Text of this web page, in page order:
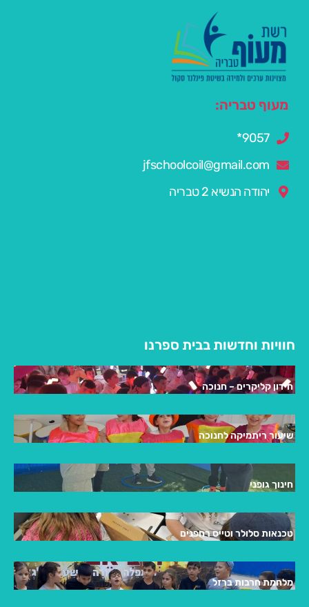
מעוף טבריה:
9057*
jfschoolcoil@gmail.com
יהודה הנשיא 2 טבריה
חוויות וחדשות בבית ספרנו
חידון קליקרים – חנוכה
שיעור ריתמיקה לחנוכה
חינוך גופני
טכנאות סלולר וטייס רחפנים
מלחמת חרבות ברזל